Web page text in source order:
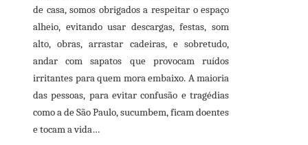
de casa, somos obrigados a respeitar o espaço
alheio, evitando usar descargas, festas, som
alto, obras, arrastar cadeiras, e sobretudo,
andar com sapatos que provocam ruídos
irritantes para quem mora embaixo. A maioria
das pessoas, para evitar confusão e tragédias
como a de São Paulo, sucumbem, ficam doentes
e tocam a vida…